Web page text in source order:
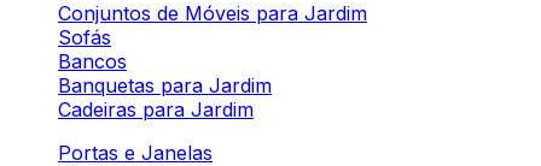
Conjuntos de Móveis para Jardim
Sofás
Bancos
Banquetas para Jardim
Cadeiras para Jardim
Portas e Janelas